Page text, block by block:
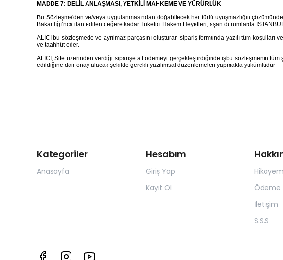
MADDE 7: DELİL ANLAŞMASI, YETKİLİ MAHKEME VE YÜRÜRLÜK
Bu Sözleşme'den ve/veya uygulanmasından doğabilecek her türlü uyuşmazlığın
Bakanlığı’nca ilan edilen değere kadar Tüketici Hakem Heyetleri, aşan durumlarda
ALICI bu sözleşmede ve ayrılmaz parçasını oluşturan sipariş formunda yazılı tüm koşulları
ve taahhüt eder.
ALICI, Site üzerinden verdiği siparişe ait ödemeyi gerçekleştirdiğinde işbu sözleşmenin tüm
edildiğine dair onay alacak şekilde gerekli yazılımsal düzenlemeleri yapmakla yükümlüdür
Kategoriler
Anasayfa
Hesabım
Giriş Yap
Kayıt Ol
Ödeme
İletişim
S.S.S